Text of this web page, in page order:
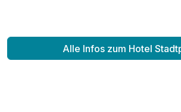
Doppelzimmer Queensize Bett B
1 Erwachsenen und 1 Kind
Alle Infos zum Hotel